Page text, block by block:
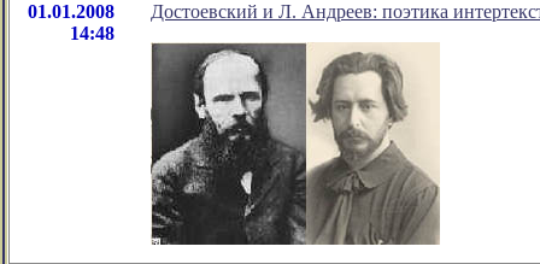
01.01.2008
14:48
Достоевский и Л. Андреев: поэтика